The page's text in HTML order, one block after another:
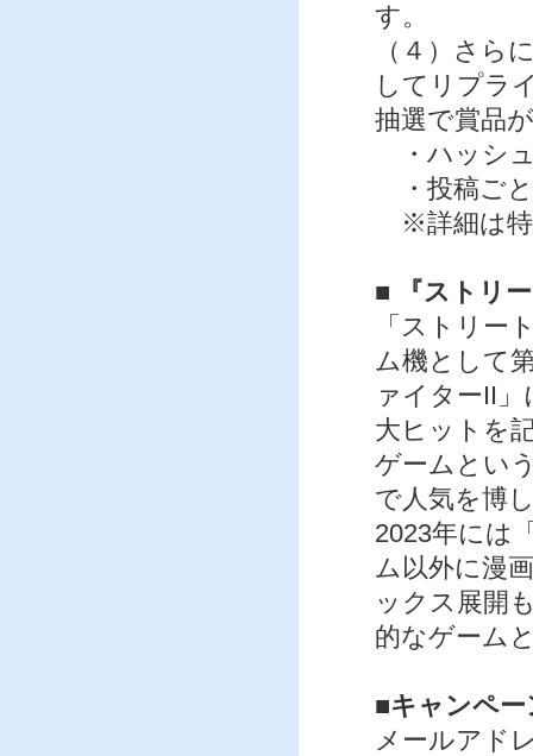
す。
（４）さら
してリプラ
抽選で賞品
・ハッシ
・投稿ご
※詳細は特
■ 『ストリ
「ストリー
ム機として
ァイターII
大ヒットを
ゲームとい
で人気を博
2023年には
ム以外に漫
ックス展開
的なゲーム
■キャンペ
メールアド